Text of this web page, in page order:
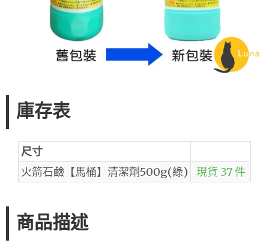
庫存表
尺寸
火箭石鹼【馬桶】清潔劑500g(綠)
現貨 37 件
商品描述